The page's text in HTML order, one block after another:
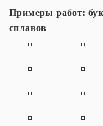
Примеры работ:
сплавов